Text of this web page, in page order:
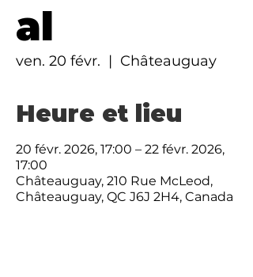
al
ven. 20 févr.
  |
Châteauguay
Heure et lieu
20 févr. 2026, 17:00 – 22 févr. 2026,
17:00
Châteauguay, 210 Rue McLeod,
Châteauguay, QC J6J 2H4, Canada